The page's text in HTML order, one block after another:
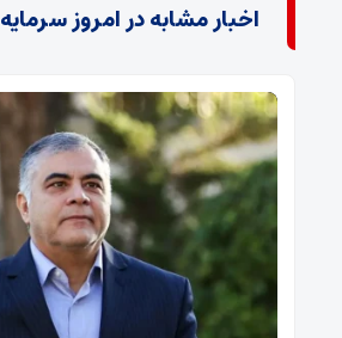
اخبار مشابه در امروز سرمایه